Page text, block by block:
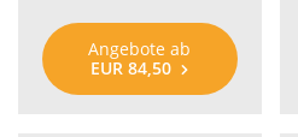
Angebote ab
EUR 84,50